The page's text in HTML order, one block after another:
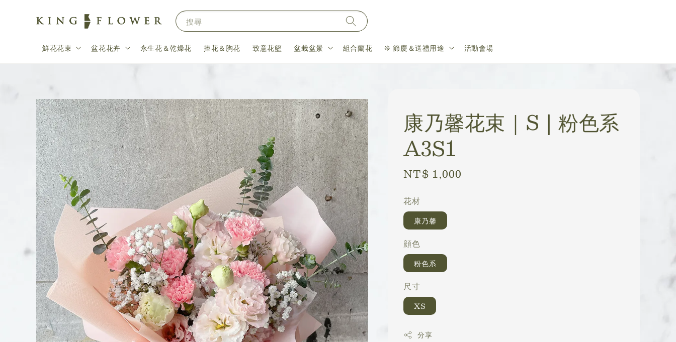
搜尋
鮮花花束 盆花花卉 永生花＆乾燥花 捧花＆胸花 致意花籃 盆栽盆景 組合蘭花 ❊ 節慶＆送禮用途 活動會場
康乃馨花束｜S | 粉色系
A3S1
Regular
NT$ 1,000
花材
康乃馨
顔色
粉色系
尺寸
XS
分享